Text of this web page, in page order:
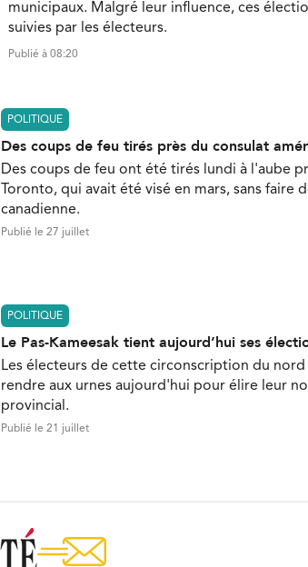
municipaux. Malgré leur influence, ces
suivies par les électeurs.
Publié à 08:20
POLITIQUE
Des coups de feu tirés près du consulat
Des coups de feu ont été tirés lundi à l'aube
Toronto, qui avait été visé en mars, sans faire
canadienne.
Publié le 27 juillet
POLITIQUE
Le Pas-Kameesak tient aujourd’hui ses
Les électeurs de cette circonscription du
rendre aux urnes aujourd'hui pour élire leur
provincial.
Publié le 21 juillet